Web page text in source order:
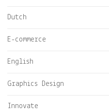
Dutch
E-commerce
English
Graphics Design
Innovate